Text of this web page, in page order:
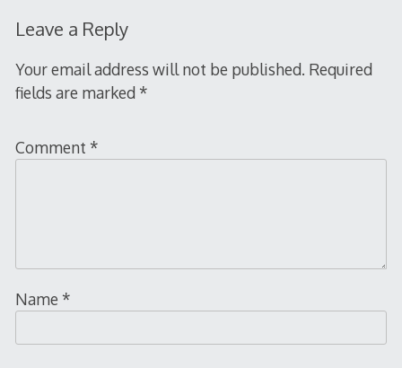
Leave a Reply
Your email address will not be published. Required
fields are marked *
Comment *
Name *